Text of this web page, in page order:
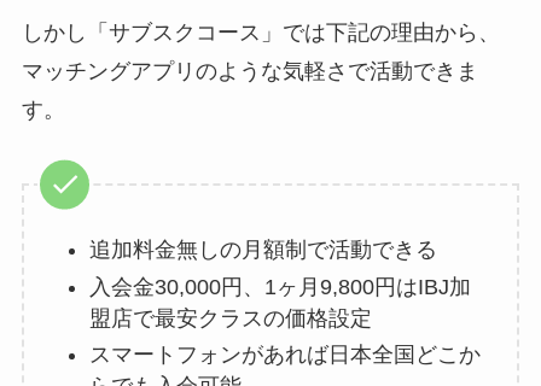
しかし「サブスクコース」では下記の理由から、
マッチングアプリのような気軽さで活動できま
す。
追加料金無しの月額制で活動できる
入会金30,000円、1ヶ月9,800円はIBJ加
盟店で最安クラスの価格設定
スマートフォンがあれば日本全国どこか